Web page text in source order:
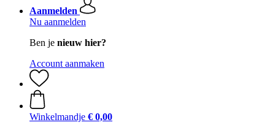
Aanmelden
Nu aanmelden
Ben je nieuw hier?
Account aanmaken
Winkelmandje € 0,00